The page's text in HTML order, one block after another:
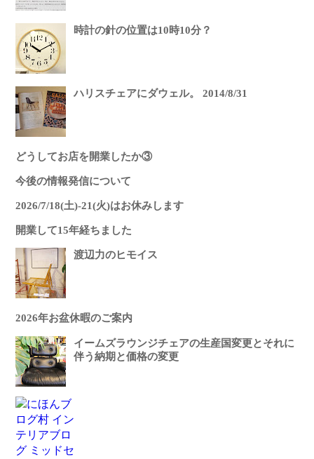
時計の針の位置は10時10分？
ハリスチェアにダウェル。 2014/8/31
どうしてお店を開業したか③
今後の情報発信について
2026/7/18(土)-21(火)はお休みします
開業して15年経ちました
渡辺力のヒモイス
2026年お盆休暇のご案内
イームズラウンジチェアの生産国変更とそれに
伴う納期と価格の変更